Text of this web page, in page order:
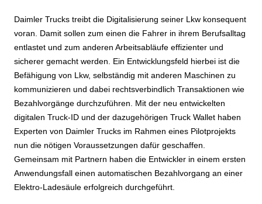
Daimler Trucks treibt die Digitalisierung seiner Lkw konsequent
voran. Damit sollen zum einen die Fahrer in ihrem Berufsalltag
entlastet und zum anderen Arbeitsabläufe effizienter und
sicherer gemacht werden. Ein Entwicklungsfeld hierbei ist die
Befähigung von Lkw, selbständig mit anderen Maschinen zu
kommunizieren und dabei rechtsverbindlich Transaktionen wie
Bezahlvorgänge durchzuführen. Mit der neu entwickelten
digitalen Truck-ID und der dazugehörigen Truck Wallet haben
Experten von Daimler Trucks im Rahmen eines Pilotprojekts
nun die nötigen Voraussetzungen dafür geschaffen.
Gemeinsam mit Partnern haben die Entwickler in einem ersten
Anwendungsfall einen automatischen Bezahlvorgang an einer
Elektro-Ladesäule erfolgreich durchgeführt.